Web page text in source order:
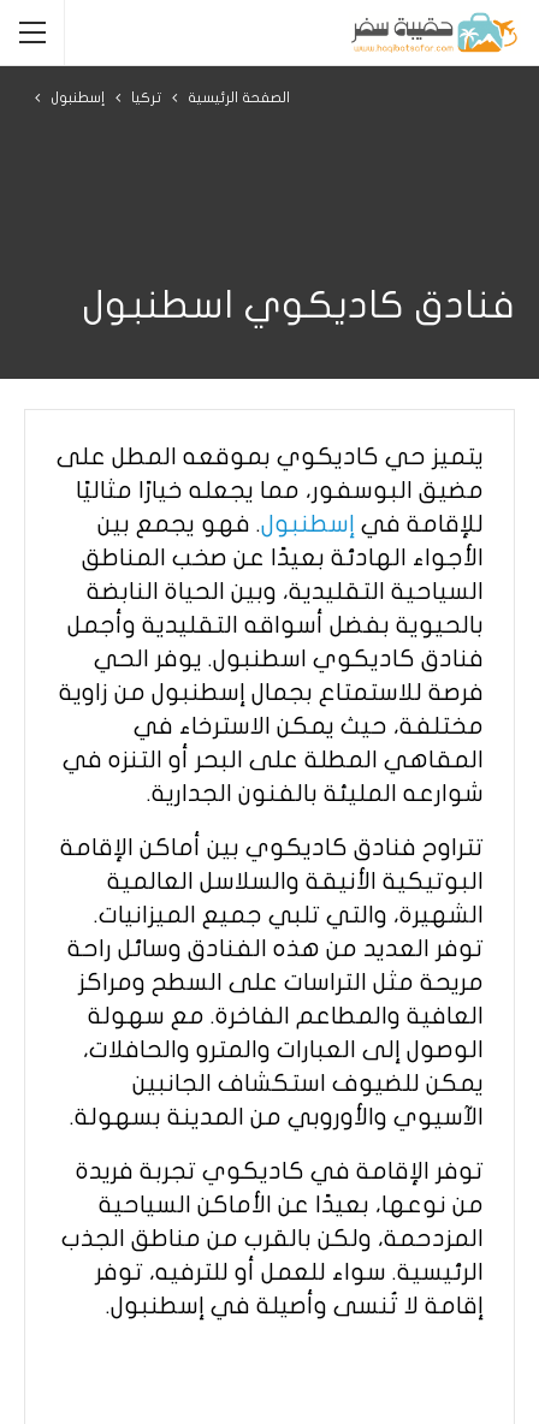
الصفحة الرئيسية تركيا إسطنبول
فنادق كاديكوي اسطنبول
يتميز حي كاديكوي بموقعه المطل على
مضيق البوسفور، مما يجعله خيارًا مثاليًا
للإقامة في إسطنبول. فهو يجمع بين
الأجواء الهادئة بعيدًا عن صخب المناطق
السياحية التقليدية، وبين الحياة النابضة
بالحيوية بفضل أسواقه التقليدية وأجمل
فنادق كاديكوي اسطنبول. يوفر الحي
فرصة للاستمتاع بجمال إسطنبول من زاوية
مختلفة، حيث يمكن الاسترخاء في
المقاهي المطلة على البحر أو التنزه في
شوارعه المليئة بالفنون الجدارية.
تتراوح فنادق كاديكوي بين أماكن الإقامة
البوتيكية الأنيقة والسلاسل العالمية
الشهيرة، والتي تلبي جميع الميزانيات.
توفر العديد من هذه الفنادق وسائل راحة
مريحة مثل التراسات على السطح ومراكز
العافية والمطاعم الفاخرة. مع سهولة
الوصول إلى العبارات والمترو والحافلات،
يمكن للضيوف استكشاف الجانبين
الآسيوي والأوروبي من المدينة بسهولة.
توفر الإقامة في كاديكوي تجربة فريدة
من نوعها، بعيدًا عن الأماكن السياحية
المزدحمة، ولكن بالقرب من مناطق الجذب
الرئيسية. سواء للعمل أو للترفيه، توفر
إقامة لا تُنسى وأصيلة في إسطنبول.